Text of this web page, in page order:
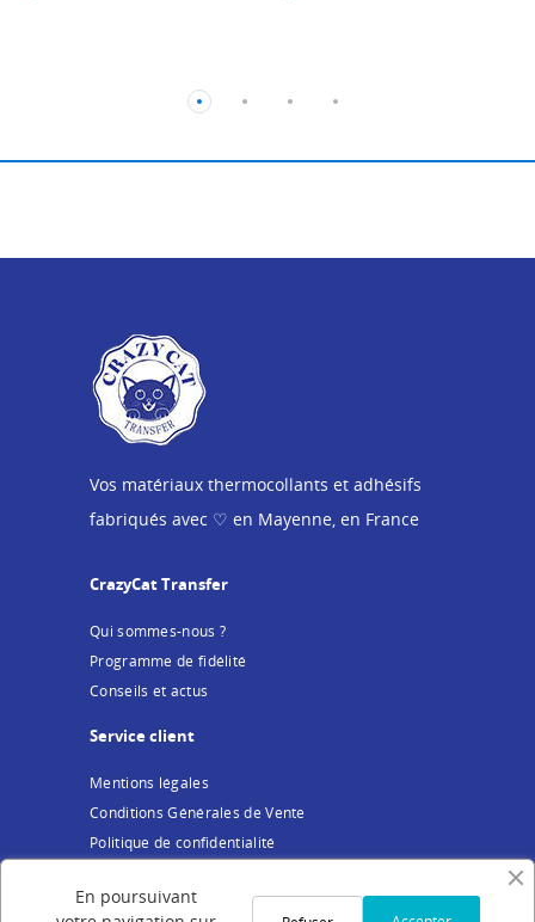
Vos matériaux thermocollants et adhésifs
fabriqués avec ♡ en Mayenne, en France
CrazyCat Transfer
Qui sommes-nous ?
Programme de fidélité
Conseils et actus
Service client
Mentions légales
Conditions Générales de Vente
Politique de confidentialité
En poursuivant